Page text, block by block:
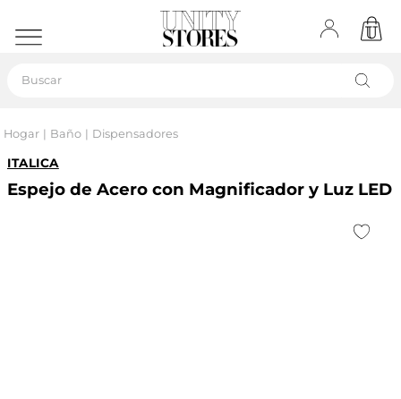
Hogar Baño Dispensadores
ITALICA
Espejo de Acero con Magnificador y Luz LED